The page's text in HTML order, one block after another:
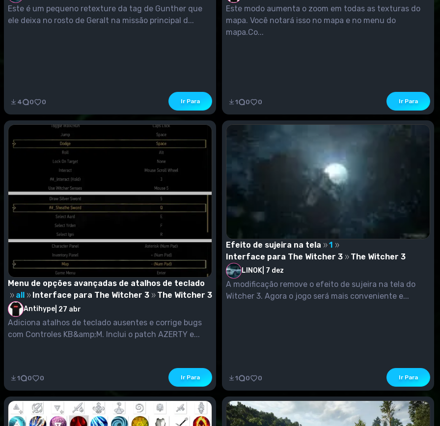
Este é um pequeno retexture da tag de Gunther que
ele deixa no rosto de Geralt na missão principal d...
4 0 0 Ir Para
Este modo aumenta o zoom em todas as texturas do
mapa. Você notará isso no mapa e no menu do
mapa.Co...
1 0 0 Ir Para
Menu de opções avançadas de atalhos de teclado
all
Interface para The Witcher 3 The Witcher 3
Antihype 27 abr
Adiciona atalhos de teclado ausentes e corrige bugs
com Controles KB&amp;M. Inclui o patch AZERTY e...
1 0 0 Ir Para
Efeito de sujeira na tela
1
Interface para The Witcher 3
The Witcher 3
LINOK 7 dez
A modificação remove o efeito de sujeira na tela do
Witcher 3. Agora o jogo será mais conveniente e...
1 0 0 Ir Para